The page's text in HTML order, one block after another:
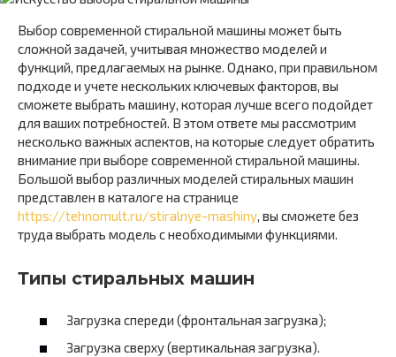
Выбор современной стиральной машины может быть
сложной задачей, учитывая множество моделей и
функций, предлагаемых на рынке. Однако, при правильном
подходе и учете нескольких ключевых факторов, вы
сможете выбрать машину, которая лучше всего подойдет
для ваших потребностей. В этом ответе мы рассмотрим
несколько важных аспектов, на которые следует обратить
внимание при выборе современной стиральной машины.
Большой выбор различных моделей стиральных машин
представлен в каталоге на странице
https://tehnomult.ru/stiralnye-mashiny, вы сможете без
труда выбрать модель с необходимыми функциями.
Типы стиральных машин
Загрузка спереди (фронтальная загрузка);
Загрузка сверху (вертикальная загрузка).